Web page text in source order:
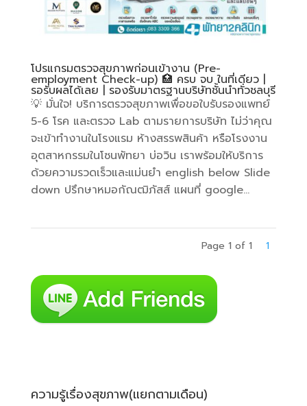
โปรแกรมตรวจสุขภาพก่อนเข้างาน (Pre-
employment Check-up) 🏥 ครบ จบ ในที่เดียว |
รอรับผลได้เลย | รองรับมาตรฐานบริษัทชั้นนำทั่วชลบุรี
💡 มั่นใจ! บริการตรวจสุขภาพเพื่อขอใบรับรองแพทย์
5-6 โรค และตรวจ Lab ตามรายการบริษัท ไม่ว่าคุณ
จะเข้าทำงานในโรงแรม ห้างสรรพสินค้า หรือโรงงาน
อุตสาหกรรมในโซนพัทยา บ่อวิน เราพร้อมให้บริการ
ด้วยความรวดเร็วและแม่นยำ english below Slide
down ปรึกษาหมอกัณฒิภัสส์ แผนที่ google...
Page 1 of 1 1
ความรู้เรื่องสุขภาพ(แยกตามเดือน)